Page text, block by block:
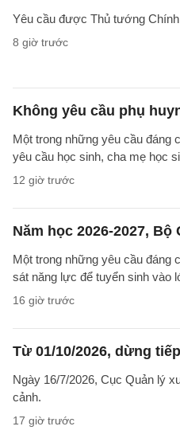
Yêu cầu được Thủ tướng
8 giờ trước
Không yêu cầu phụ
Một trong những yêu cầu đáng
yêu cầu học sinh, cha mẹ học
12 giờ trước
Năm học 2026-2027,
Một trong những yêu cầu đáng
sát năng lực để tuyển sinh vào
16 giờ trước
Từ 01/10/2026, dừng
Ngày 16/7/2026, Cục Quản lý
cảnh.
17 giờ trước